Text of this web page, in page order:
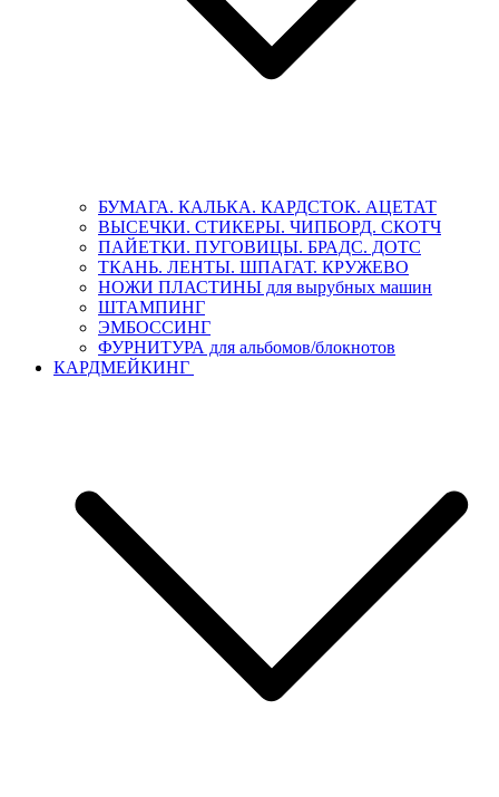
БУМАГА. КАЛЬКА. КАРДСТОК. АЦЕТАТ
ВЫСЕЧКИ. СТИКЕРЫ. ЧИПБОРД. СКОТЧ
ПАЙЕТКИ. ПУГОВИЦЫ. БРАДС. ДОТС
ТКАНЬ. ЛЕНТЫ. ШПАГАТ. КРУЖЕВО
НОЖИ ПЛАСТИНЫ для вырубных машин
ШТАМПИНГ
ЭМБОССИНГ
ФУРНИТУРА для альбомов/блокнотов
КАРДМЕЙКИНГ